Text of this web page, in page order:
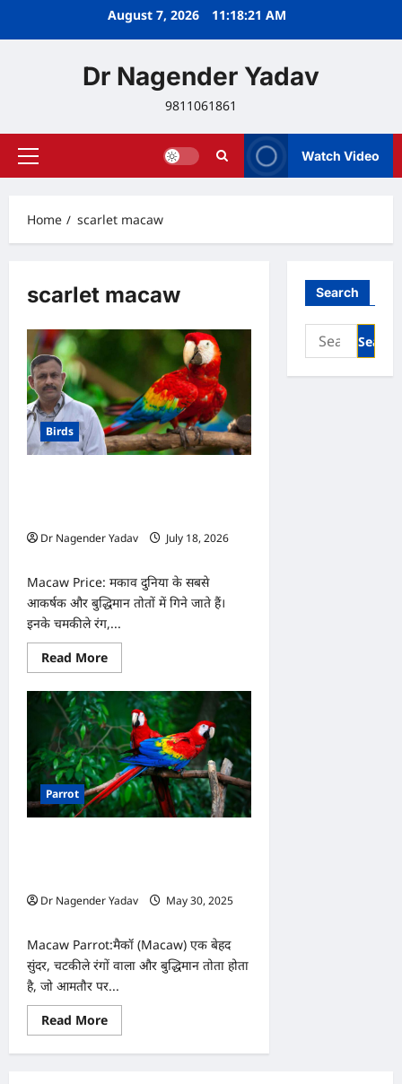
August 7, 2026 11:18:21 AM
Dr Nagender Yadav
9811061861
Primary
Watch Video
Home scarlet macaw
scarlet macaw
Birds
Dr Nagender Yadav
July 18, 2026
Macaw Price: मकाव दुनिया के सबसे
आकर्षक और बुद्धिमान तोतों में गिने जाते हैं।
इनके चमकीले रंग,...
Read MoreRead
more
Macaw
Price:
दुनिया
का
सबसे
महंगा
मकाव!
कीमत
जानकर
उड़
जाएंगे
महंगा
है
Parrot
Dr Nagender Yadav
May 30, 2025
Macaw Parrot:मैकॉ (Macaw) एक बेहद
सुंदर, चटकीले रंगों वाला और बुद्धिमान तोता होता
है, जो आमतौर पर...
Read MoreRead
more
बुद्धिमानी,सुंदरता
Search
Search
for: